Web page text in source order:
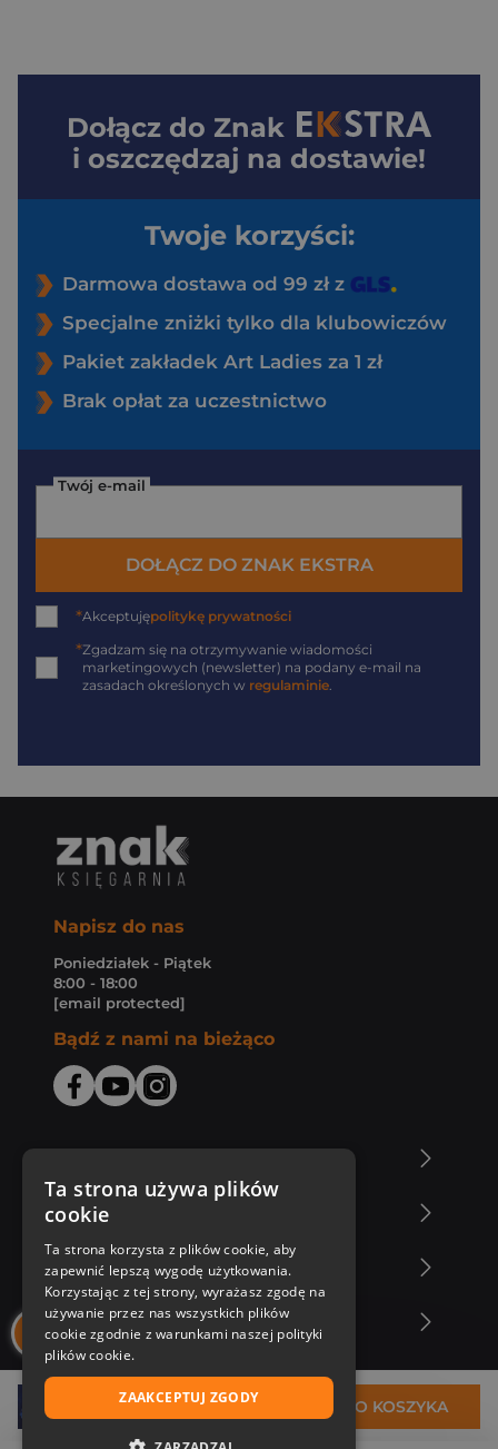
30,99 zł DO KOSZYKA
Dołącz do Znak
i oszczędzaj na dostawie!
Twoje korzyści:
Darmowa dostawa od 99 zł z
Specjalne zniżki tylko dla klubowiczów
Pakiet zakładek Art Ladies za 1 zł
Brak opłat za uczestnictwo
Twój e-mail
DOŁĄCZ DO ZNAK EKSTRA
*Akceptujępolitykę prywatności
*Zgadzam się na otrzymywanie wiadomości
marketingowych (newsletter) na podany e-mail na
zasadach określonych w regulaminie
Napisz do nas
Poniedziałek - Piątek
8:00 - 18:00
[email protected]
Bądź z nami na bieżąco
Zakupy u nas
Nasza oferta
Nasi autorzy
Ta strona używa plików
cookie
Ta strona korzysta z plików cookie, aby
zapewnić lepszą wygodę użytkowania.
Korzystając z tej strony, wyrażasz zgodę na
używanie przez nas wszystkich plików
cookie zgodnie z warunkami naszej polityki
plików cookie.
ZAAKCEPTUJ ZGODY